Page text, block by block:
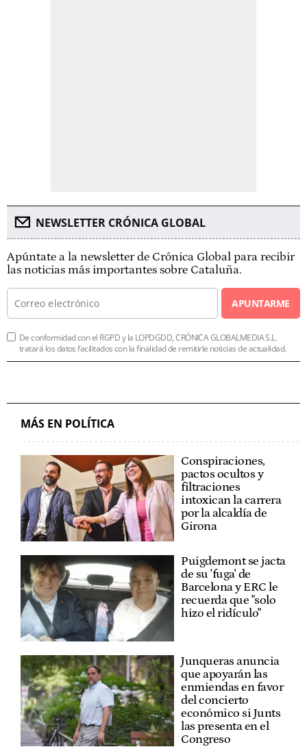
NEWSLETTER CRÓNICA GLOBAL
Apúntate a la newsletter de Crónica Global para recibir
las noticias más importantes sobre Cataluña.
APUNTARME
De conformidad con el RGPD y la LOPDGDD, CRÓNICA GLOBALMEDIA S.L.
tratará los datos facilitados con la finalidad de remitirle noticias de actualidad.
MÁS EN POLÍTICA
Conspiraciones,
pactos ocultos y
filtraciones
intoxican la carrera
por la alcaldía de
Girona
Puigdemont se jacta
de su 'fuga' de
Barcelona y ERC le
recuerda que "solo
hizo el ridículo"
Junqueras anuncia
que apoyarán las
enmiendas en favor
del concierto
económico si Junts
las presenta en el
Congreso